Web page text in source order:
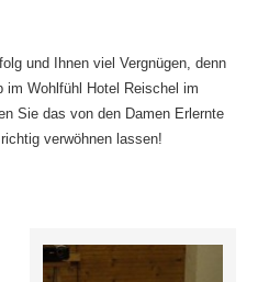
und Ihnen viel Vergnügen, denn
im Wohlfühl Hotel Reischel im
Sie das von den Damen Erlernte
verwöhnen lassen!